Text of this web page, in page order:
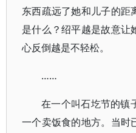
东西疏远了她和儿子的距
是什么？绍平越是故意让
心反倒越是不轻松。
……
在一个叫石圪节的镇
一个卖饭食的地方。当时